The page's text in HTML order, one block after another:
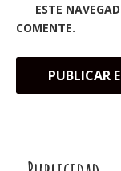
ESTE
COMENTE.